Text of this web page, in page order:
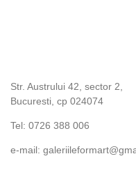
Str. Austrului 42, sector 2,
Bucuresti, cp 024074
Tel: 0726 388 006
e-mail: